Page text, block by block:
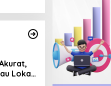
Lokasi